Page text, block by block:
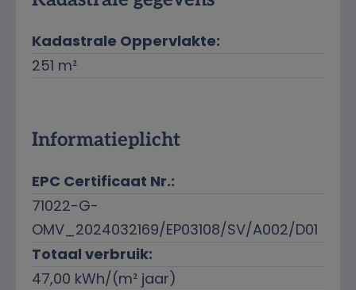
Kadastrale Oppervlakte:
251 m²
Informatieplicht
EPC Certificaat Nr.:
71022-G-
OMV_2024032169/EP03108/SV/A002/D01
Totaal verbruik:
47,00 kWh/(m² jaar)